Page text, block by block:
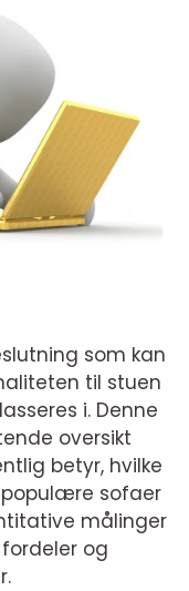
som kan
til stuen
i. Denne
oversikt
betyr, hvilke
populære sofaer
målinger
og